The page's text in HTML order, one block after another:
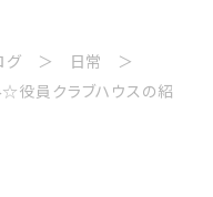
グ
日常
役員クラブハウスの紹